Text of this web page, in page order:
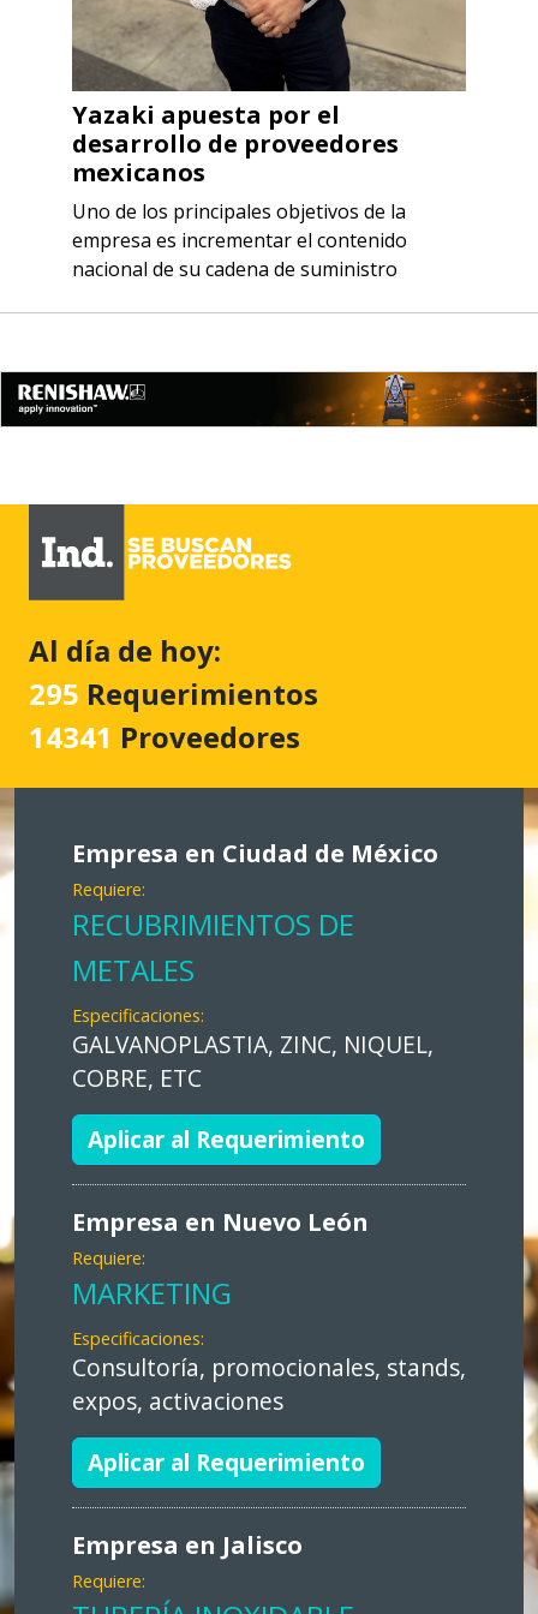
Yazaki apuesta por el
desarrollo de proveedores
mexicanos
Uno de los principales objetivos de la
empresa es incrementar el contenido
nacional de su cadena de suministro
Al día de hoy:
295 Requerimientos
14341 Proveedores
Empresa en Ciudad de México
Requiere:
RECUBRIMIENTOS DE
METALES
Especificaciones:
GALVANOPLASTIA, ZINC, NIQUEL,
COBRE, ETC
Aplicar al Requerimiento
Empresa en Nuevo León
Requiere:
MARKETING
Especificaciones:
Consultoría, promocionales, stands,
expos, activaciones
Aplicar al Requerimiento
Empresa en Jalisco
Requiere: